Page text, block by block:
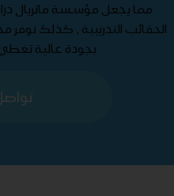
مما يجعل مؤسسة ماتريال
الحقائب التدريبية , كذلك
بجودة عالية